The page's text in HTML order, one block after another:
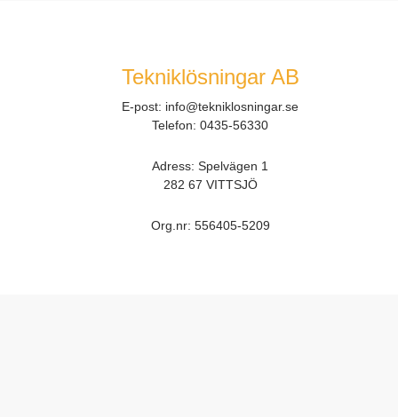
Tekniklösningar AB
E-post: info@tekniklosningar.se
Telefon: 0435-56330
Adress: Spelvägen 1
282 67 VITTSJÖ
Org.nr: 556405-5209